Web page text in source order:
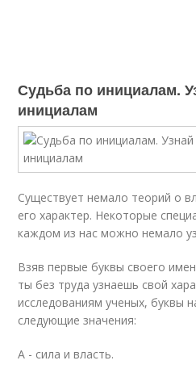
Судьба по инициалам.
инициалам
Существует немало теорий о
его характер. Некоторые
каждом из нас можно немало
Взяв первые буквы своего
ты без труда узнаешь свой
исследованиям ученых, буквы
следующие значения:
А - сила и власть.